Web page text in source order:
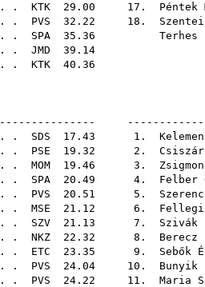
. . KTK 29.00 17. Péntek
. . PVS 32.22 18.
. . SPA 35.36 Terhes
. . JMD
. . KTK
. . SDS 17.43 1.
. . PSE 19.32 2.
. MOM 19.46 3.
. . SPA 20.49 4. Felber
. . PVS 20.51 5.
. . MSE 21.12 6.
. . SZV 21.13 7.
. . NKZ 22.32 8. Berecz
. . ETC 23.35 9. Sebők
. . PVS 24.04 10. Bunyik
. . PVS 24.22 11. Maria